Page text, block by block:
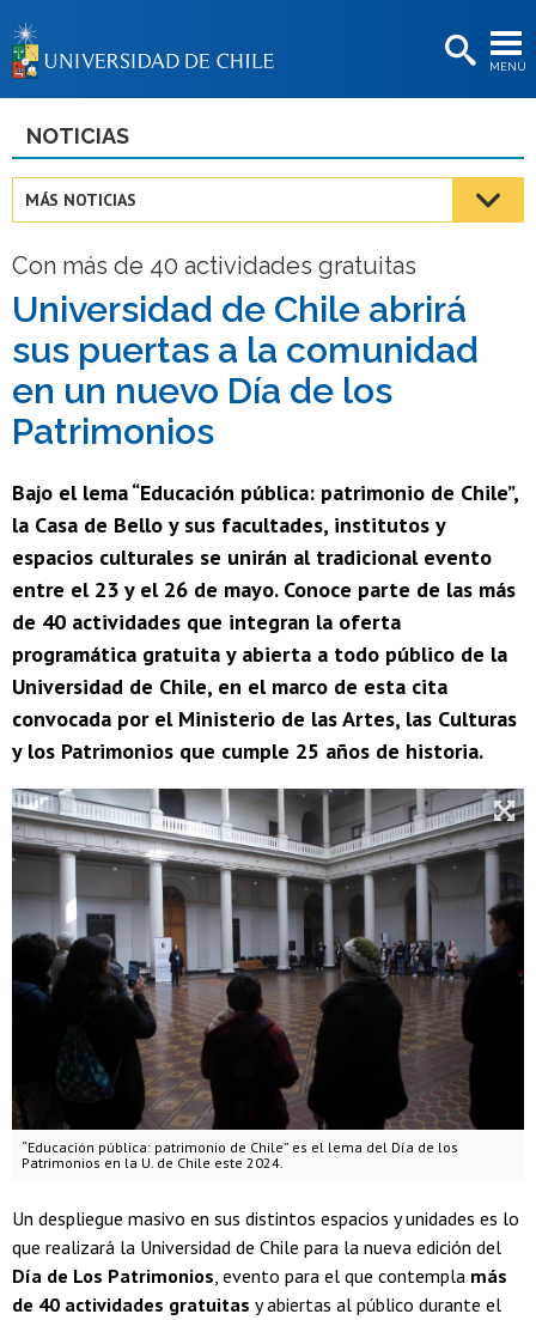
MENÚ
BIBLIOTECAS
Estudiantes
Académicas/os
Funcionarias/os
Egresadas/os
NOTICIAS
MÁS NOTICIAS
Con más de 40 actividades gratuitas
Universidad de Chile abrirá
sus puertas a la comunidad
en un nuevo Día de los
Patrimonios
Bajo el lema “Educación pública: patrimonio de Chile”,
la Casa de Bello y sus facultades, institutos y
espacios culturales se unirán al tradicional evento
entre el 23 y el 26 de mayo. Conoce parte de las más
de 40 actividades que integran la oferta
programática gratuita y abierta a todo público de la
Universidad de Chile, en el marco de esta cita
convocada por el Ministerio de las Artes, las Culturas
y los Patrimonios que cumple 25 años de historia.
“Educación pública: patrimonio de Chile” es el lema del Día de los
Patrimonios en la U. de Chile este 2024.
Un despliegue masivo en sus distintos espacios y unidades es lo
que realizará la Universidad de Chile para la nueva edición del
Día de Los Patrimonios, evento para el que contempla más
de 40 actividades gratuitas y abiertas al público durante el